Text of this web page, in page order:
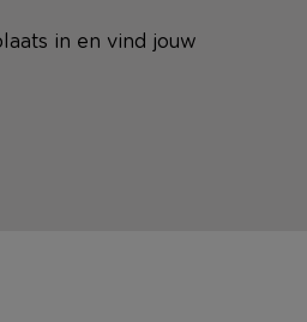
in en vind jouw